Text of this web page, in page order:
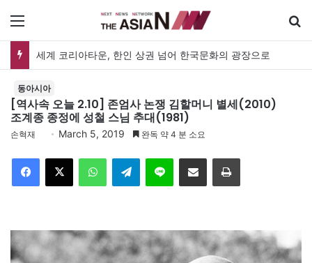
세계 코리아타운, 한인 상권 넘어 한국문화의 광장으로
동아시아
[역사속 오늘 2.10] 존엄사 논쟁 김할머니 별세(2010)
조계종 종정에 성철 스님 추대(1981)
손혁재 March 5, 2019 완독 약 4 분 소요
Telegram 이메일